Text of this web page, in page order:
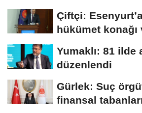
Çiftçi:
hükümet konağı
Yumaklı: 81 ilde
düzenlendi
Gürlek: Suç
finansal